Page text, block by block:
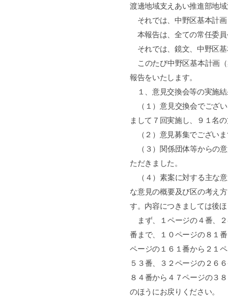
渡邊地域支えあい推進部地
それでは、中野区基本計
本報告は、全ての常任委員
それでは、鏡文、中野区
このたび中野区基本計画
報告をいたします。
１、意見交換会等の実施
（１）意見交換会でござ
まして７回実施し、９１名
（２）意見募集でございま
（３）関係団体等からの
ただきました。
（４）素案に対する主な
な意見の概要及び区の考え
す。内容につきましては後
まず、１ページの４番、
番まで、１０ページの８１
ページの１６１番から２１
５３番、３２ページの２６
８４番から４７ページの３
のほうにお戻りください。